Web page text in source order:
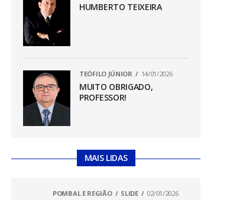
HUMBERTO TEIXEIRA
TEÓFILO JÚNIOR 14/01/2026
MUITO OBRIGADO,
PROFESSOR!
MAIS LIDAS
POMBAL E REGIÃO SLIDE 02/01/2026